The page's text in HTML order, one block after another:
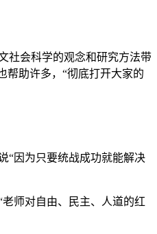
社会科学的观念和研究方法带
帮助许多，“彻底打开大家的
“因为只要统战成功就能解决
师对自由、民主、人道的红